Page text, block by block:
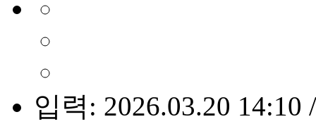
입력: 2026.03.20 14:10